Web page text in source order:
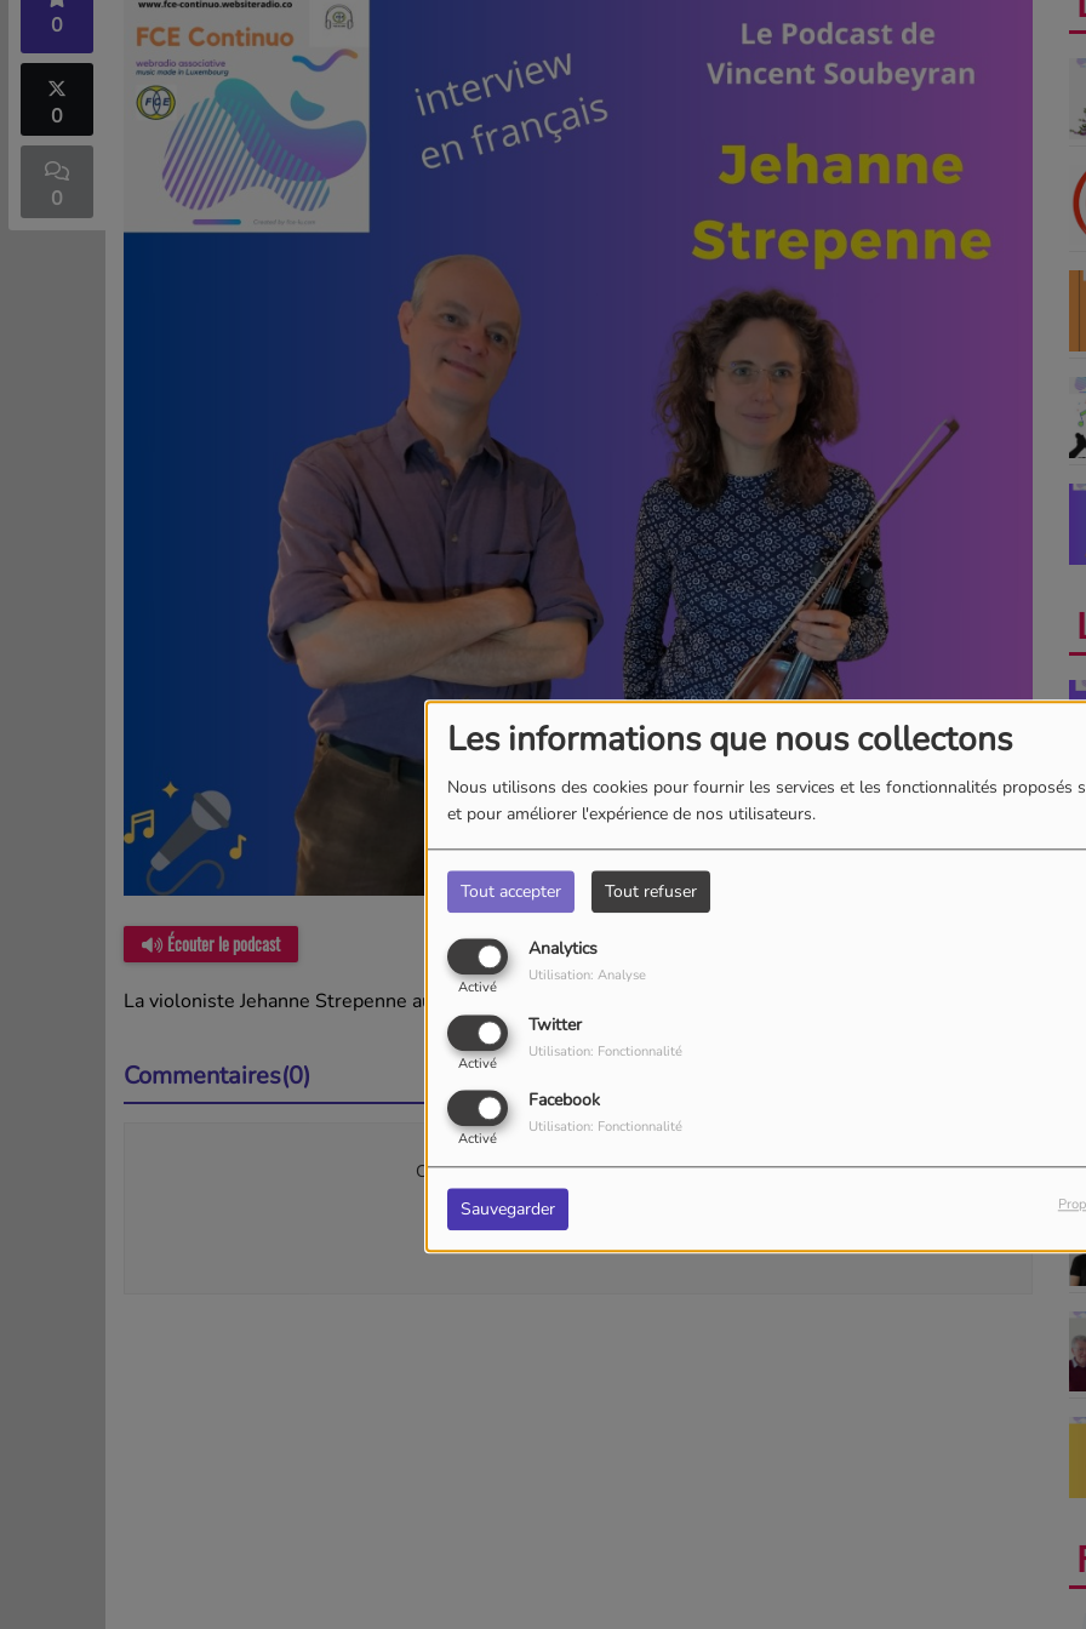
Les informations que nous collectons
Nous utilisons des cookies pour fournir les services et les fonctionnalités proposés
et pour améliorer l'expérience de nos utilisateurs.
Tout accepter Tout refuser
Analytics
Activé
Utilisation: Analyse
Twitter
Activé
Utilisation: Fonctionnalité
Facebook
Activé
Utilisation: Fonctionnalité
Sauvegarder
0
0
0
Écouter le podcast
La violoniste Jehanne Strepenne au micro de Vincent...
Commentaires(0)
Connectez-vous pour commenter cet article
SE CONNECTER